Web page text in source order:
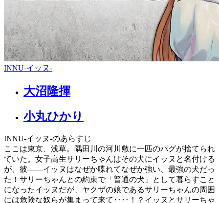
INNU-イッヌ-
大沼隆揮
小丸ひかり
INNU-イッヌ-のあらすじ
ここは東京、浅草。隅田川の河川敷に一匹のパグが捨てられ
ていた。女子高生サリーちゃんはその犬にイッヌと名付ける
が、彼――イッヌはなぜか喋れてなぜか強い、最強の犬だっ
た！サリーちゃんとの約束で「普通の犬」として暮らすこと
になったイッヌだが、ヤクザの娘であるサリーちゃんの周囲
には危険な奴らが集まって来て‥‥！？イッヌとサリーちゃ